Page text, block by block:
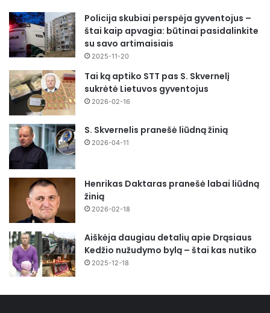
Policija skubiai perspėja gyventojus –
štai kaip apvagia: būtinai pasidalinkite
su savo artimaisiais
2025-11-20
Tai ką aptiko STT pas S. Skvernelį
sukrėtė Lietuvos gyventojus
2026-02-16
S. Skvernelis pranešė liūdną žinią
2026-04-11
Henrikas Daktaras pranešė labai liūdną
žinią
2026-02-18
Aiškėja daugiau detalių apie Drąsiaus
Kedžio nužudymo bylą – štai kas nutiko
2025-12-18